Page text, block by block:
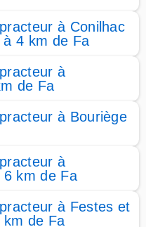
à Conilhac
4 km de Fa
à
de Fa
à Bouriège
à
6 km de Fa
à Festes et
km de Fa